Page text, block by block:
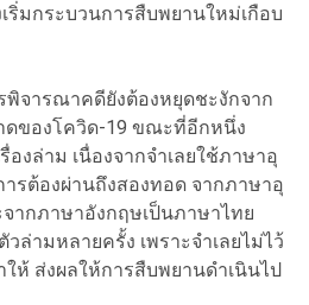
ริ่มกระบวนการสืบพยานใหม่เกือบ
พิจารณาคดียังต้องหยุดชะงักจาก
ของโควิด-19 ขณะที่อีกหนึ่ง
งล่าม เนื่องจากจำเลยใช้ภาษาอุ
รต้องผ่านถึงสองทอด จากภาษาอุ
ากภาษาอังกฤษเป็นภาษาไทย
ล่ามหลายครั้ง เพราะจำเลยไม่ไว้
ห้ ส่งผลให้การสืบพยานดำเนินไป